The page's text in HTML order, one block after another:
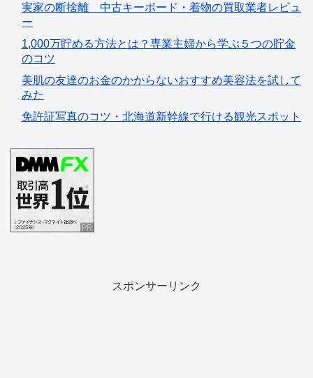
実家の断捨離 中古キーボード・着物の買取業者レビュ
ー
1,000万貯める方法とは？専業主婦から学ぶ５つの貯金
のコツ
美肌の友達のお金のかからないおすすめ美容法を試して
みた
免許証写真のコツ・北海道新幹線で行ける観光スポット
スポンサーリンク